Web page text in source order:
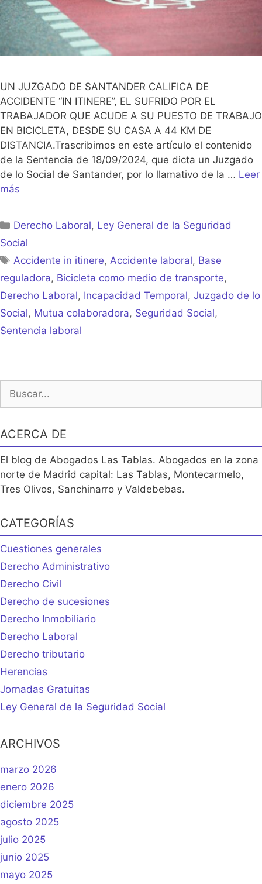
UN JUZGADO DE SANTANDER CALIFICA DE
ACCIDENTE “IN ITINERE”, EL SUFRIDO POR EL
TRABAJADOR QUE ACUDE A SU PUESTO DE TRABAJO
EN BICICLETA, DESDE SU CASA A 44 KM DE
DISTANCIA.Trascribimos en este artículo el contenido
de la Sentencia de 18/09/2024, que dicta un Juzgado
de lo Social de Santander, por lo llamativo de la … Leer
más
Categorías
Derecho Laboral, Ley General de la Seguridad
Social
Etiquetas
Accidente in itinere, Accidente laboral, Base
reguladora, Bicicleta como medio de transporte,
Derecho Laboral, Incapacidad Temporal, Juzgado de lo
Social, Mutua colaboradora, Seguridad Social,
Sentencia laboral
ACERCA DE
El blog de Abogados Las Tablas. Abogados en la zona
norte de Madrid capital: Las Tablas, Montecarmelo,
Tres Olivos, Sanchinarro y Valdebebas.
CATEGORÍAS
Cuestiones generales
Derecho Administrativo
Derecho Civil
Derecho de sucesiones
Derecho Inmobiliario
Derecho Laboral
Derecho tributario
Herencias
Jornadas Gratuitas
Ley General de la Seguridad Social
ARCHIVOS
marzo 2026
enero 2026
diciembre 2025
agosto 2025
julio 2025
junio 2025
mayo 2025